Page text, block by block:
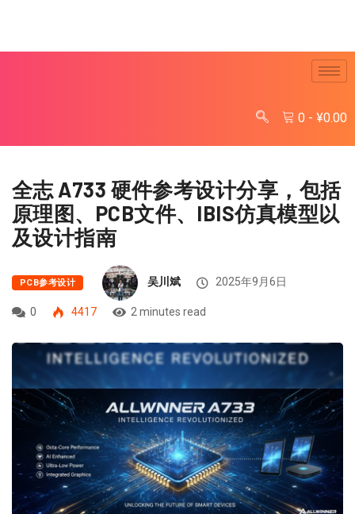
0 - ¥0.00
全志 A733 硬件参考设计分享，包括
原理图、PCB文件、IBIS仿真模型以
及设计指南
PCB参考设计 吴川斌 2025年9月6日
0 4417 2 minutes read